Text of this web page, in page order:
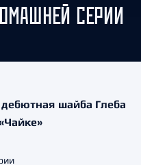
СЕРИИ
шайба Глеба